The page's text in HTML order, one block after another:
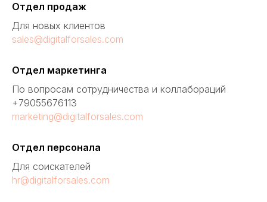
Отдел продаж
Для новых клиентов
sales@digitalforsales.com
Отдел маркетинга
По вопросам сотрудничества и коллабораций
+79055676113
marketing@digitalforsales.com
Отдел персонала
Для соискателей
hr@digitalforsales.com